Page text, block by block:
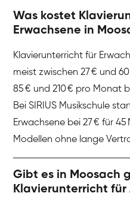
Was kostet
Erwachsene in
Klavierunterricht für
meist zwischen 27 € und
85 € und 210 € pro Monat
Bei SIRIUS Musikschule
Erwachsene bei 27 € für
Modellen ohne lange
Gibt es in Moosach
Klavierunterricht für